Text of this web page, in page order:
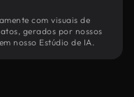
com visuais de
gerados por nossos
nosso Estúdio de IA.